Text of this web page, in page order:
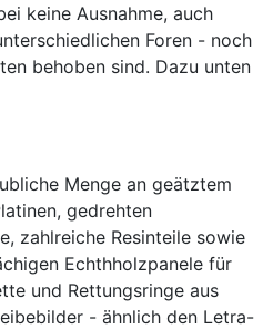
keine Ausnahme, auch
Foren - noch
behoben sind. Dazu unten
Menge an geätztem
gedrehten
zahlreiche Resinteile sowie
Echthholzpanele für
und Rettungsringe aus
- ähnlich den Letra-